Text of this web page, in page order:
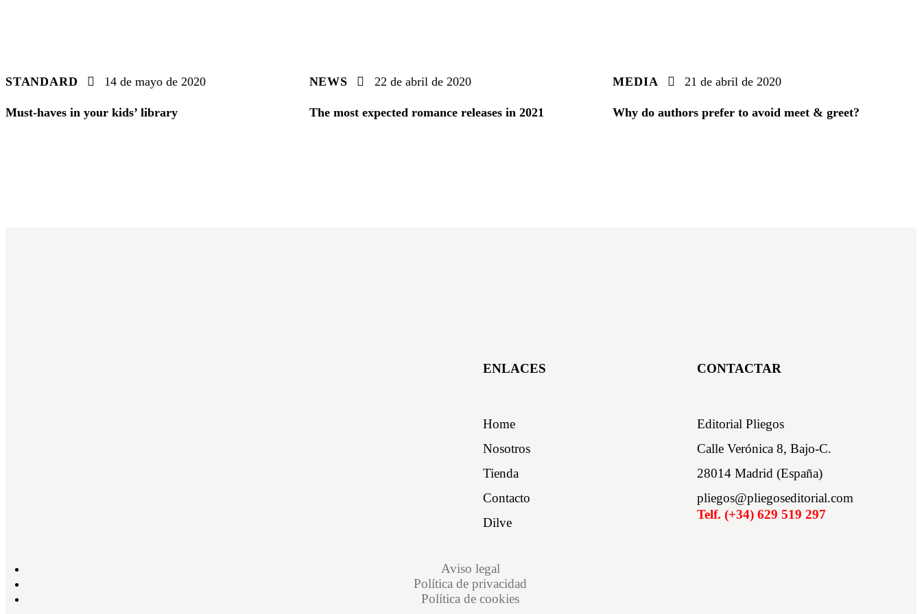
STANDARD 14 de mayo de 2020
Must-haves in your kids’ library
NEWS 22 de abril de 2020
The most expected romance releases in 2021
MEDIA 21 de abril de 2020
Why do authors prefer to avoid meet & greet?
ENLACES
Home
Nosotros
Tienda
Contacto
Dilve
CONTACTAR
Editorial Pliegos
Calle Verónica 8, Bajo-C.
28014 Madrid (España)
pliegos@pliegoseditorial.com
Telf. (+34) 629 519 297
Aviso legal
Política de privacidad
Política de cookies